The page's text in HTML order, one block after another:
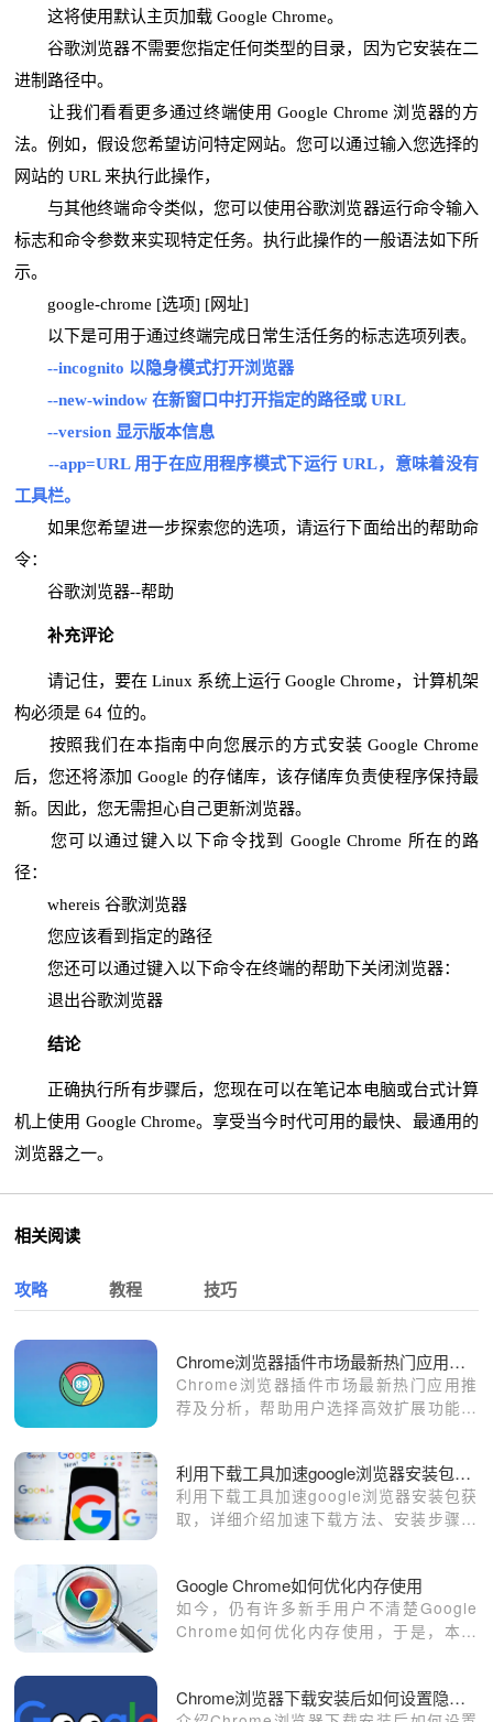
这将使用默认主页加载 Google Chrome。
谷歌浏览器不需要您指定任何类型的目录，因为它安装在二
进制路径中。
让我们看看更多通过终端使用 Google Chrome 浏览器的方
法。例如，假设您希望访问特定网站。您可以通过输入您选择的
网站的 URL 来执行此操作，
与其他终端命令类似，您可以使用谷歌浏览器运行命令输入
标志和命令参数来实现特定任务。执行此操作的一般语法如下所
示。
google-chrome [选项] [网址]
以下是可用于通过终端完成日常生活任务的标志选项列表。
--incognito 以隐身模式打开浏览器
--new-window 在新窗口中打开指定的路径或 URL
--version 显示版本信息
--app=URL 用于在应用程序模式下运行 URL，意味着没有
工具栏。
如果您希望进一步探索您的选项，请运行下面给出的帮助命
令：
谷歌浏览器--帮助
补充评论
请记住，要在 Linux 系统上运行 Google Chrome，计算机架
构必须是 64 位的。
按照我们在本指南中向您展示的方式安装 Google Chrome
后，您还将添加 Google 的存储库，该存储库负责使程序保持最
新。因此，您无需担心自己更新浏览器。
您可以通过键入以下命令找到 Google Chrome 所在的路
径：
whereis 谷歌浏览器
您应该看到指定的路径
您还可以通过键入以下命令在终端的帮助下关闭浏览器：
退出谷歌浏览器
结论
正确执行所有步骤后，您现在可以在笔记本电脑或台式计算
机上使用 Google Chrome。享受当今时代可用的最快、最通用的
浏览器之一。
相关阅读
攻略 教程 技巧
Chrome浏览器插件市场最新热门应用推荐及分析
Chrome浏览器插件市场最新热门应用推
荐及分析，帮助用户选择高效扩展功能，
利用下载工具加速google浏览器安装包获取
利用下载工具加速google浏览器安装包获
取，详细介绍加速下载方法、安装步骤及
Google Chrome如何优化内存使用
如今，仍有许多新手用户不清楚Google
Chrome如何优化内存使用，于是，本文
Chrome浏览器下载安装后如何设置隐私选项